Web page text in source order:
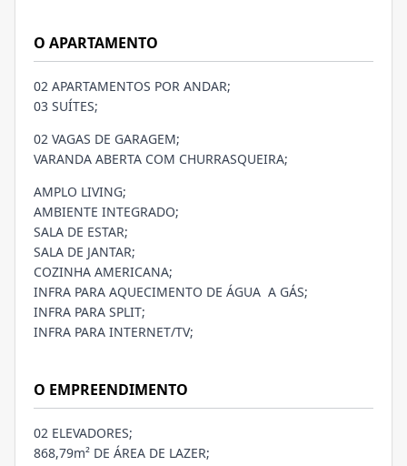
O APARTAMENTO
02 APARTAMENTOS POR ANDAR;
03 SUÍTES;
02 VAGAS DE GARAGEM;
VARANDA ABERTA COM CHURRASQUEIRA;
AMPLO LIVING;
AMBIENTE INTEGRADO;
SALA DE ESTAR;
SALA DE JANTAR;
COZINHA AMERICANA;
INFRA PARA AQUECIMENTO DE ÁGUA A GÁS;
INFRA PARA SPLIT;
INFRA PARA INTERNET/TV;
O EMPREENDIMENTO
02 ELEVADORES;
868,79m² DE ÁREA DE LAZER;